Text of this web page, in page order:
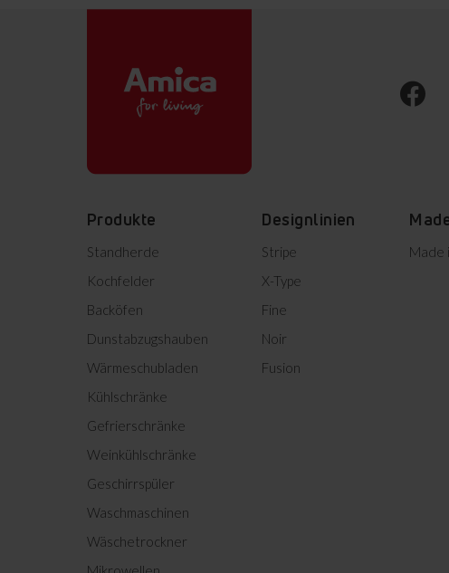
Product photo GS 324 170 W
Product photo GS 324 170 W
Product photo GS 324 170 W
Product photo GS 324 170 W
Produkte
Standherde
Kochfelder
Backöfen
Dunstabzugshauben
Wärmeschubladen
Kühlschränke
Gefrierschränke
Weinkühlschränke
Geschirrspüler
Waschmaschinen
Wäschetrockner
Designlinien
Stripe
X-Type
Fine
Noir
Fusion
Made